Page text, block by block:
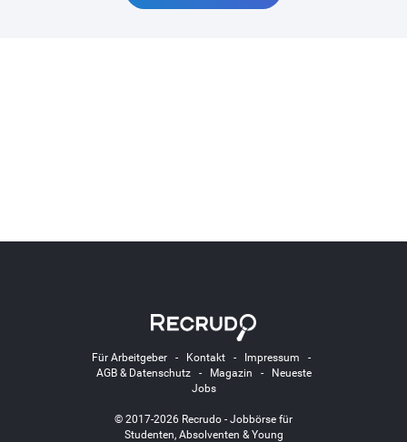
Für Arbeitgeber- Kontakt- Impressum -
AGB & Datenschutz- Magazin -
Neueste
Jobs
© 2017-2026 Recrudo - Jobbörse für
Studenten, Absolventen & Young